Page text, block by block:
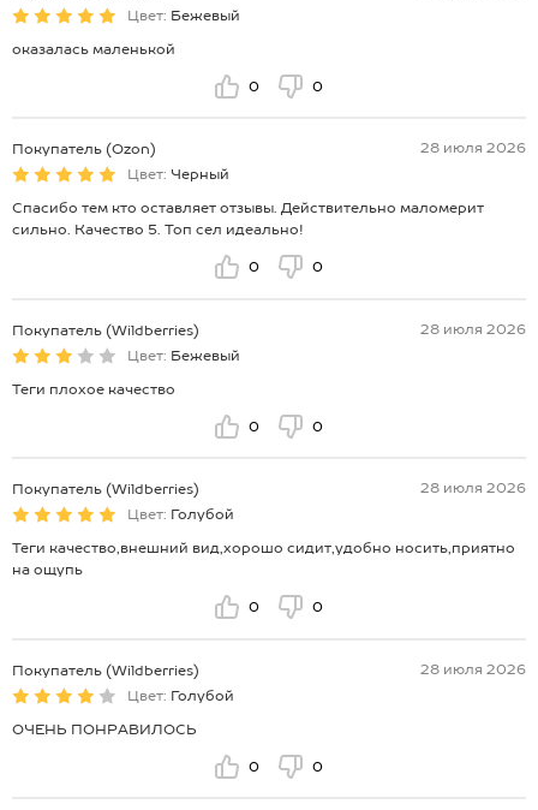
Цвет: Бежевый
оказалась маленькой
0 0
Покупатель (Ozon)
28 июля 2026
Цвет: Черный
Спасибо тем кто оставляет отзывы. Действительно маломерит
сильно. Качество 5. Топ сел идеально!
0 0
Покупатель (Wildberries)
28 июля 2026
Цвет: Бежевый
Теги плохое качество
0 0
Покупатель (Wildberries)
28 июля 2026
Цвет: Голубой
Теги качество,внешний вид,хорошо сидит,удобно носить,приятно
на ощупь
0 0
Покупатель (Wildberries)
28 июля 2026
Цвет: Голубой
ОЧЕНЬ ПОНРАВИЛОСЬ
0 0